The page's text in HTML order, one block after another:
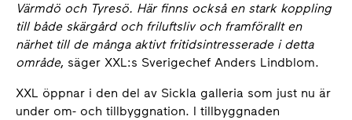
Värmdö och Tyresö. Här finns också en stark koppling
till både skärgård och friluftsliv och framförallt en
närhet till de många aktivt fritidsintresserade i detta
område, säger XXL:s Sverigechef Anders Lindblom.
XXL öppnar i den del av Sickla galleria som just nu är
under om- och tillbyggnation. I tillbyggnaden